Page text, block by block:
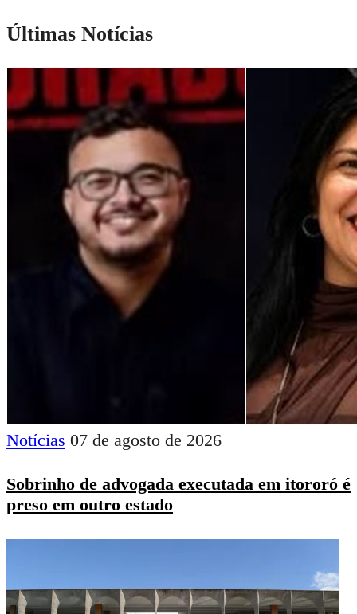
Últimas Notícias
Notícias 07 de agosto de 2026
Sobrinho de advogada executada em itororó é
preso em outro estado